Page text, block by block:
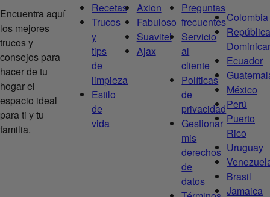
Encuentra aquí
los mejores
trucos y
consejos para
hacer de tu
hogar el
espacio ideal
para ti y tu
familia.
Recetas
Trucos
y
tips
de
limpieza
Estilo
de
vida
Axion
Fabuloso
Suavitel
Ajax
Preguntas
frecuentes
Servicio
al
cliente
Políticas
de
privacidad
Gestionar
mis
derechos
de
datos
Colombia
República
Ecuador
México
Perú
Puerto
Rico
Uruguay
Brasil
Jamaica